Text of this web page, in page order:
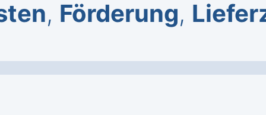
, Förderung,